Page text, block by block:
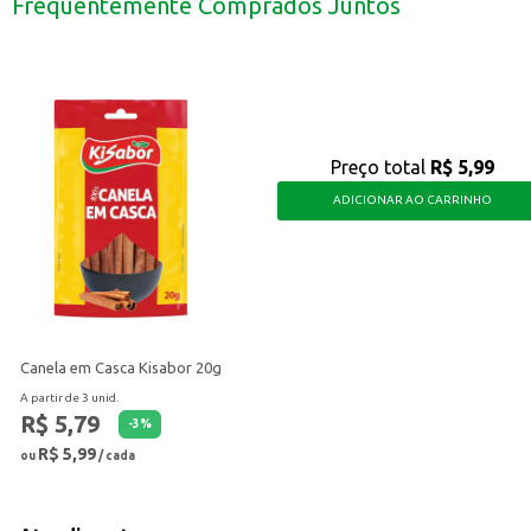
O Vinagre de Álcool Peixe 750ml é uma escolha prática e econômica para
Frequentemente Comprados Juntos
Canela em Casca Kisabor 20g
A partir de 3 unid.
R$ 5,79 -3%
ou R$ 5,99/ cada
Preço total R$ 5,99
ADICIONAR AO CARRINHO